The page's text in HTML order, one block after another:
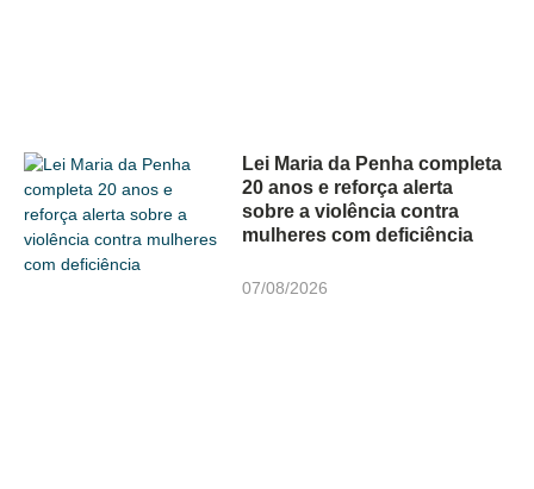
Lei Maria da Penha completa
20 anos e reforça alerta
sobre a violência contra
mulheres com deficiência
07/08/2026